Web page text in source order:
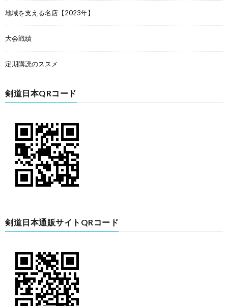
地域を支える名店【2023年】
大会戦績
定期購読のススメ
剣道日本QRコード
剣道日本通販サイトQRコード